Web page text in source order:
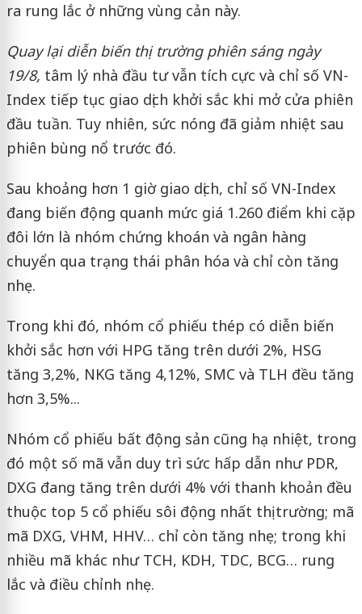
ra rung lắc ở những vùng cản này.
Quay lại diễn biến thị trường phiên sáng ngày
19/8, tâm lý nhà đầu tư vẫn tích cực và chỉ số VN-
Index tiếp tục giao dịch khởi sắc khi mở cửa phiên
đầu tuần. Tuy nhiên, sức nóng đã giảm nhiệt sau
phiên bùng nổ trước đó.
Sau khoảng hơn 1 giờ giao dịch, chỉ số VN-Index
đang biến động quanh mức giá 1.260 điểm khi cặp
đôi lớn là nhóm chứng khoán và ngân hàng
chuyển qua trạng thái phân hóa và chỉ còn tăng
nhẹ.
Trong khi đó, nhóm cổ phiếu thép có diễn biến
khởi sắc hơn với HPG tăng trên dưới 2%, HSG
tăng 3,2%, NKG tăng 4,12%, SMC và TLH đều tăng
hơn 3,5%...
Nhóm cổ phiếu bất động sản cũng hạ nhiệt, trong
đó một số mã vẫn duy trì sức hấp dẫn như PDR,
DXG đang tăng trên dưới 4% với thanh khoản đều
thuộc top 5 cổ phiếu sôi động nhất thị trường; mã
mã DXG, VHM, HHV… chỉ còn tăng nhẹ; trong khi
nhiều mã khác như TCH, KDH, TDC, BCG… rung
lắc và điều chỉnh nhẹ.